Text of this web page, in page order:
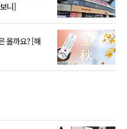
니]
올까요? [해